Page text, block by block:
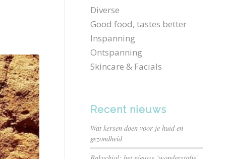
Diverse
Good food, tastes better
Inspanning
Ontspanning
Skincare & Facials
Recent nieuws
Wat kersen doen voor je huid en
gezondheid